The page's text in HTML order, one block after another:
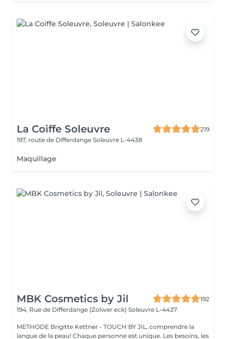
La Coiffe Soleuvre
219
197, route de Differdange Soleuvre L-4438
Maquillage
MBK Cosmetics by Jil
192
194, Rue de Differdange (Zolwer eck) Soleuvre L-4437
METHODE Brigitte Kettner - TOUCH BY JIL, comprendre la
langue de la peau! Chaque personne est unique. Les besoins, les